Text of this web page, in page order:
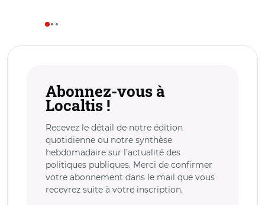
Abonnez-vous à
Localtis !
Recevez le détail de notre édition
quotidienne ou notre synthèse
hebdomadaire sur l’actualité des
politiques publiques. Merci de confirmer
votre abonnement dans le mail que vous
recevrez suite à votre inscription.